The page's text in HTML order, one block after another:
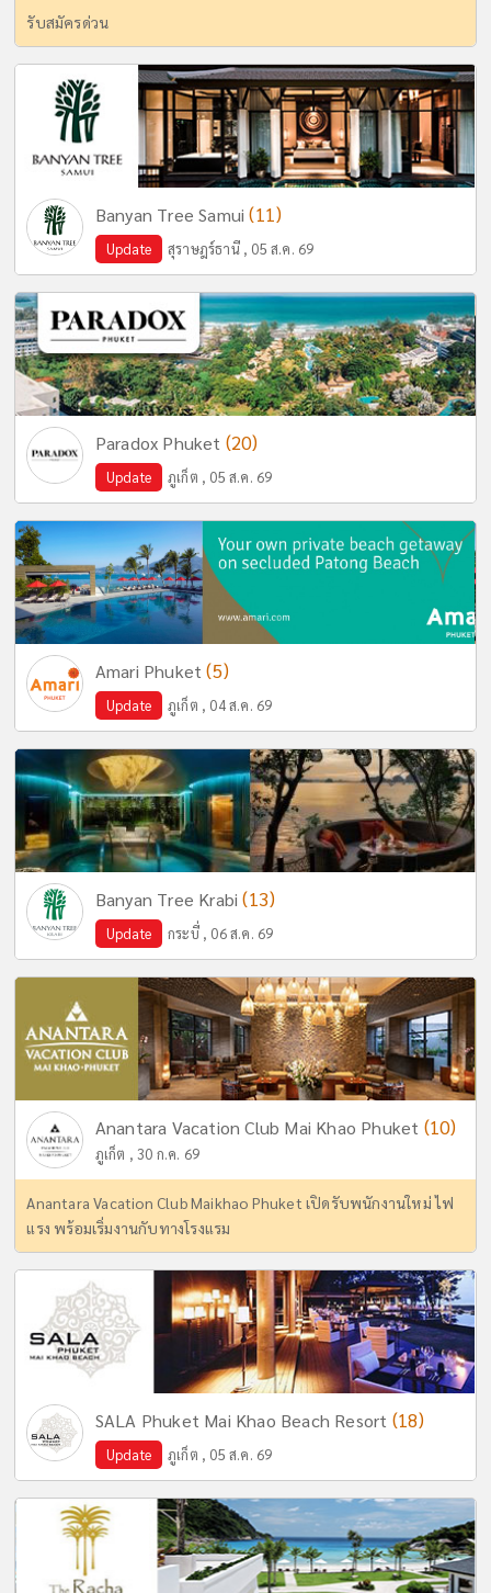
รับสมัครด่วน
Banyan Tree Samui(11)
Update สุราษฎร์ธานี , 05 ส.ค. 69
Paradox Phuket (20)
Update ภูเก็ต , 05 ส.ค. 69
Amari Phuket(5)
Update ภูเก็ต , 04 ส.ค. 69
Banyan Tree Krabi(13)
Update กระบี่ , 06 ส.ค. 69
Anantara Vacation Club Mai Khao Phuket (10)
ภูเก็ต , 30 ก.ค. 69
Anantara Vacation Club Maikhao Phuket เปิดรับพนักงานใหม่ ไฟ
แรง พร้อมเริ่มงานกับทางโรงแรม
SALA Phuket Mai Khao Beach Resort (18)
Update ภูเก็ต , 05 ส.ค. 69